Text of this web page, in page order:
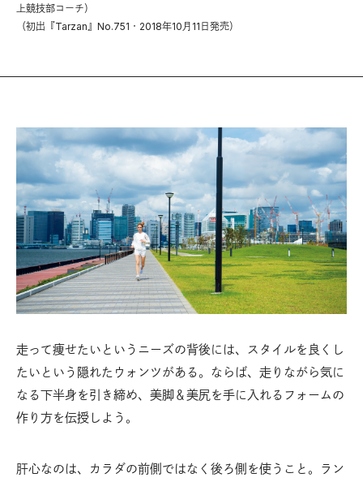
上競技部コーチ）
（初出『Tarzan』No.751・2018年10月11日発売）
走って痩せたいというニーズの背後には、スタイルを良くし
たいという隠れたウォンツがある。ならば、走りながら気に
なる下半身を引き締め、美脚＆美尻を手に入れるフォームの
作り方を伝授しよう。
肝心なのは、カラダの前側ではなく後ろ側を使うこと。ラン